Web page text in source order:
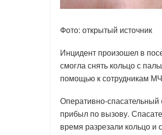
Фото: открытый источник
Инцидент произошел в
смогла снять кольцо с
помощью к сотрудникам
Оперативно-
прибыл по вызову.
время разрезали кольцо и